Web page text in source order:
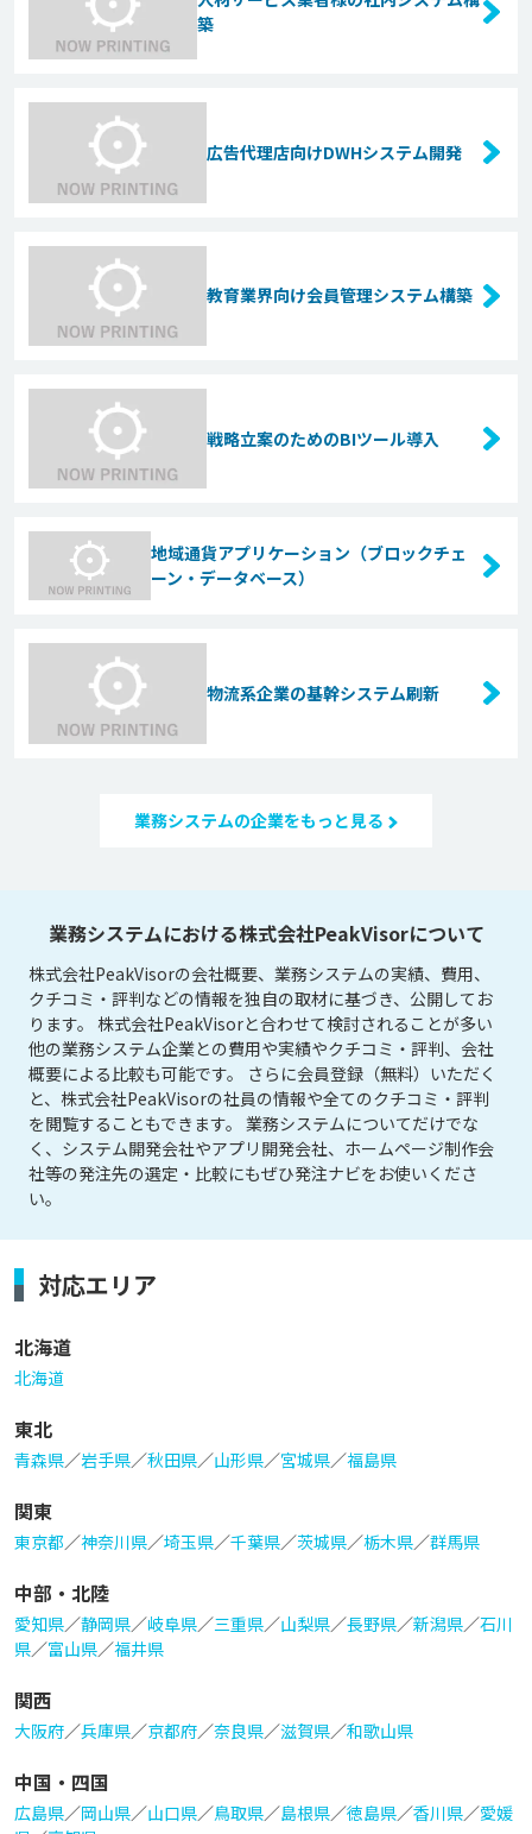
築
広告代理店向けDWHシステム開発
教育業界向け会員管理システム構築
戦略立案のためのBIツール導入
地域通貨アプリケーション（ブロックチェ
ーン・データベース）
物流系企業の基幹システム刷新
業務システムの企業をもっと見る
業務システムにおける株式会社PeakVisorについて
株式会社PeakVisorの会社概要、業務システムの実績、費用、
クチコミ・評判などの情報を独自の取材に基づき、公開してお
ります。 株式会社PeakVisorと合わせて検討されることが多い
他の業務システム企業との費用や実績やクチコミ・評判、会社
概要による比較も可能です。 さらに会員登録（無料）いただく
と、株式会社PeakVisorの社員の情報や全てのクチコミ・評判
を閲覧することもできます。 業務システムについてだけでな
く、システム開発会社やアプリ開発会社、ホームページ制作会
社等の発注先の選定・比較にもぜひ発注ナビをお使いくださ
い。
対応エリア
北海道
北海道
東北
青森県／岩手県／秋田県／山形県／宮城県／福島県
関東
東京都／神奈川県／埼玉県／千葉県／茨城県／栃木県／群馬県
中部・北陸
愛知県／静岡県／岐阜県／三重県／山梨県／長野県／新潟県／石川
県／富山県／福井県
関西
大阪府／兵庫県／京都府／奈良県／滋賀県／和歌山県
中国・四国
広島県／岡山県／山口県／鳥取県／島根県／徳島県／香川県／愛媛